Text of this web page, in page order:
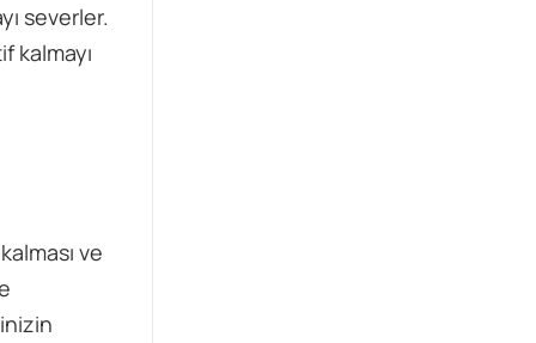
severler.
kalmayı
ve